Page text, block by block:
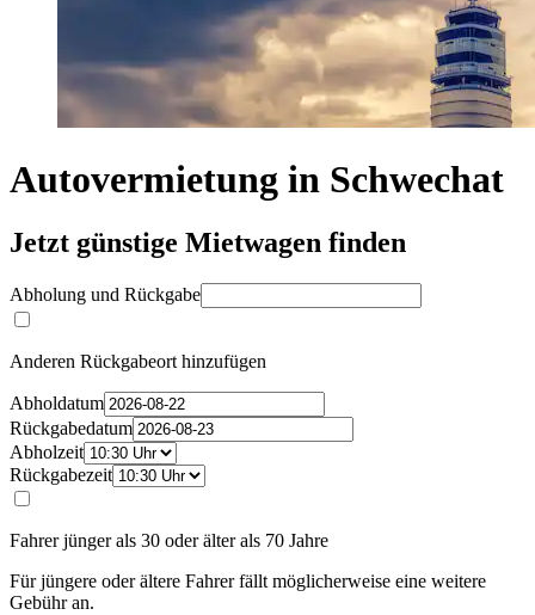
Autovermietung in Schwechat
Jetzt günstige Mietwagen finden
Abholung und Rückgabe
Anderen Rückgabeort hinzufügen
Abholdatum
Rückgabedatum
Abholzeit
Rückgabezeit
Fahrer jünger als 30 oder älter als 70 Jahre
Für jüngere oder ältere Fahrer fällt möglicherweise eine weitere
Gebühr an.